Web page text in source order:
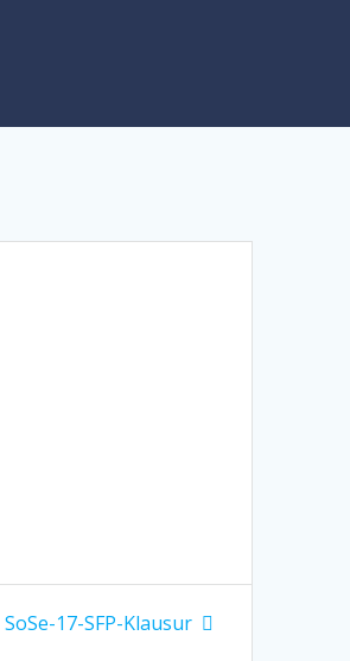
Nächster
SoSe-17-SFP-Klausur